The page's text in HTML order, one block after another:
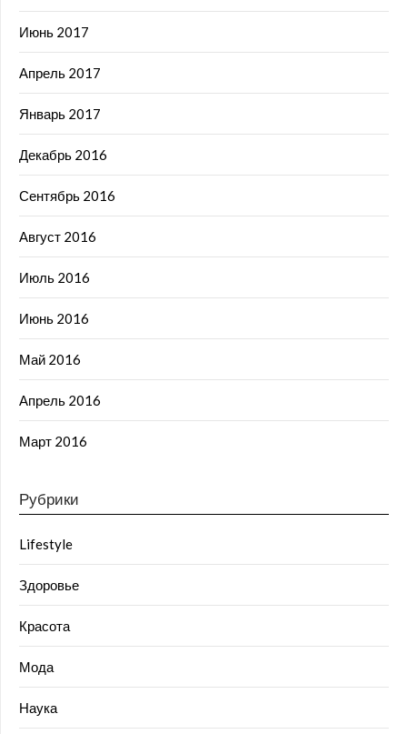
Июнь 2017
Апрель 2017
Январь 2017
Декабрь 2016
Сентябрь 2016
Август 2016
Июль 2016
Июнь 2016
Май 2016
Апрель 2016
Март 2016
Рубрики
Lifestyle
Здоровье
Красота
Мода
Наука